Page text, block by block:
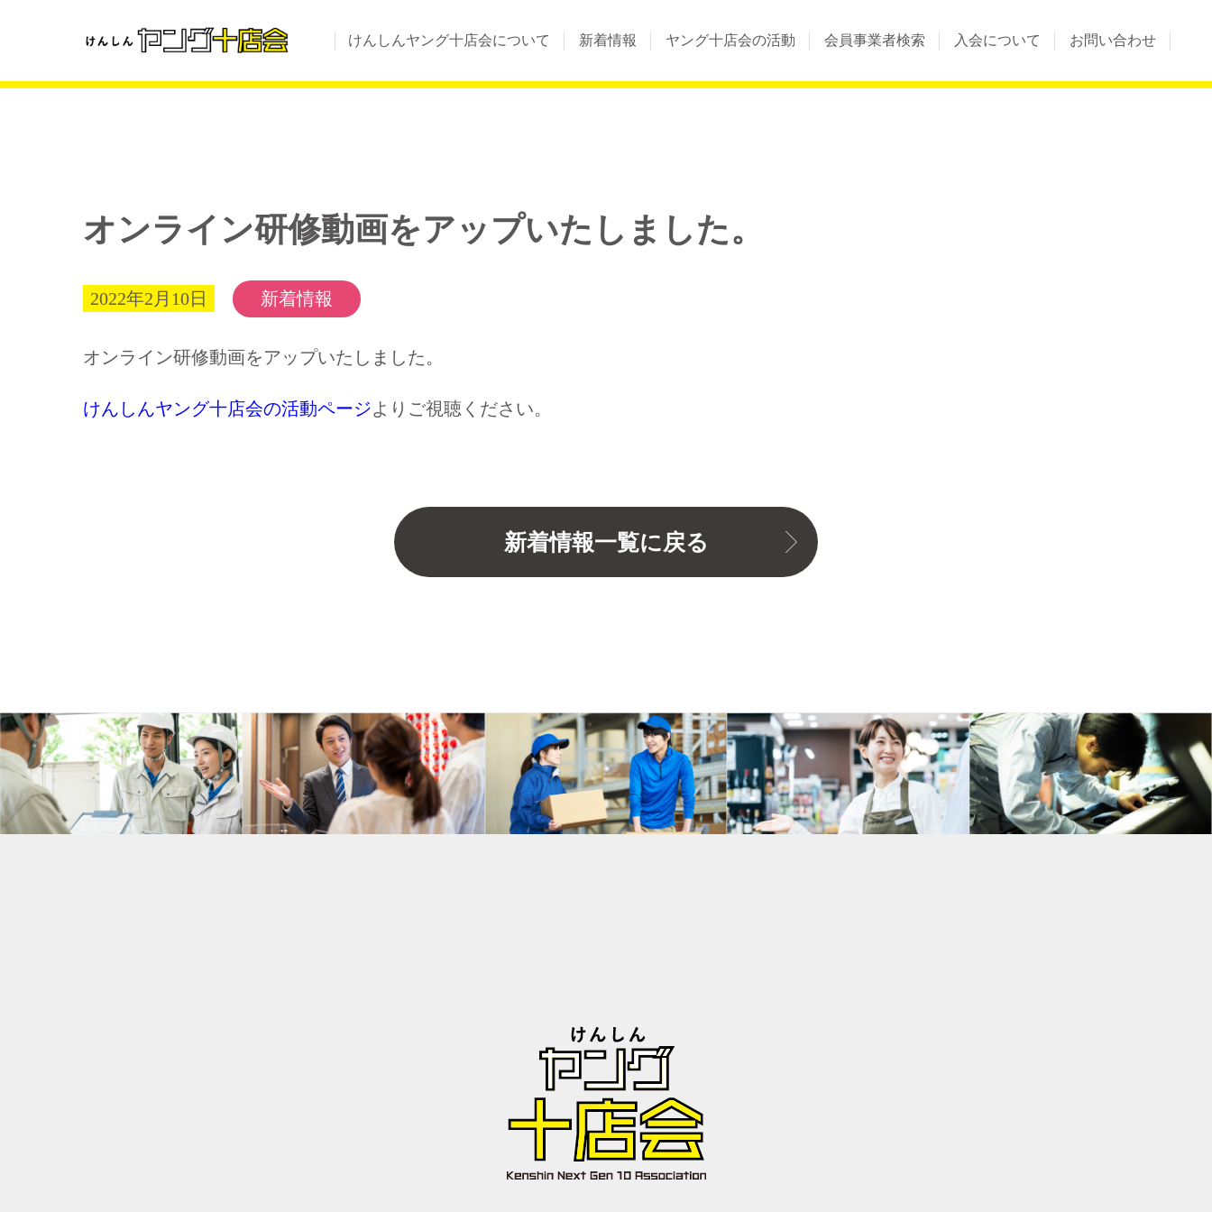
けんしんヤング十店会について 新着情報 ヤング十店会の活動 会員事業者検索 入会について お問い合わせ
オンライン研修動画をアップいたしました。
2022年2月10日 新着情報
オンライン研修動画をアップいたしました。
けんしんヤング十店会の活動ページよりご視聴ください。
新着情報一覧に戻る